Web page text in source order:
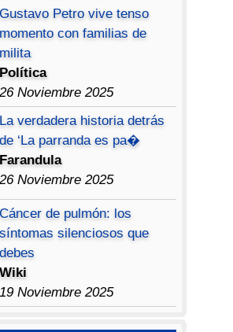
Gustavo Petro vive tenso
momento con familias de
milita
Política
26 Noviembre 2025
La verdadera historia detrás
de ‘La parranda es pa�
Farandula
26 Noviembre 2025
Cáncer de pulmón: los
síntomas silenciosos que
debes
Wiki
19 Noviembre 2025